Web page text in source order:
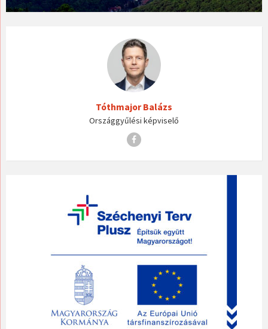
Tóthmajor Balázs
Országgyűlési képviselő
Facebook